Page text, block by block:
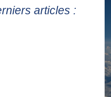
articles :